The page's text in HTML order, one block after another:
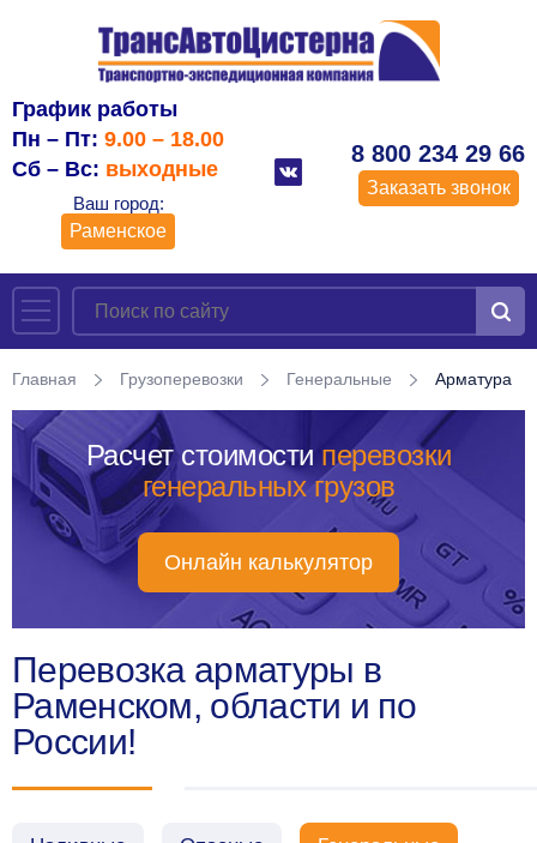
График работы
Пн – Пт: 9.00 – 18.00
Сб – Вс: выходные
Ваш город:
Раменское
8 800 234 29 66
Заказать звонок
Главная Грузоперевозки Генеральные Арматура
Расчет стоимости перевозки
генеральных грузов
Онлайн калькулятор
Перевозка арматуры в
Раменском, области и по
России!